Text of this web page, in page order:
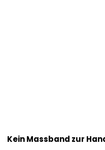
Kein Massband zur